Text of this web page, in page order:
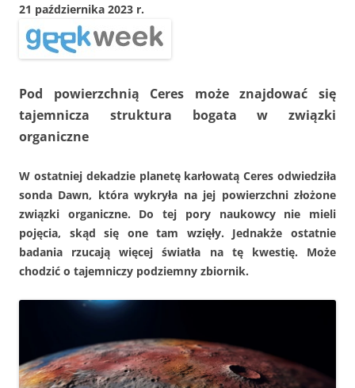
21 października 2023 r.
Pod powierzchnią Ceres może znajdować się
tajemnicza struktura bogata w związki
organiczne
W ostatniej dekadzie planetę karłowatą Ceres odwiedziła
sonda Dawn, która wykryła na jej powierzchni złożone
związki organiczne. Do tej pory naukowcy nie mieli
pojęcia, skąd się one tam wzięły. Jednakże ostatnie
badania rzucają więcej światła na tę kwestię. Może
chodzić o tajemniczy podziemny zbiornik.